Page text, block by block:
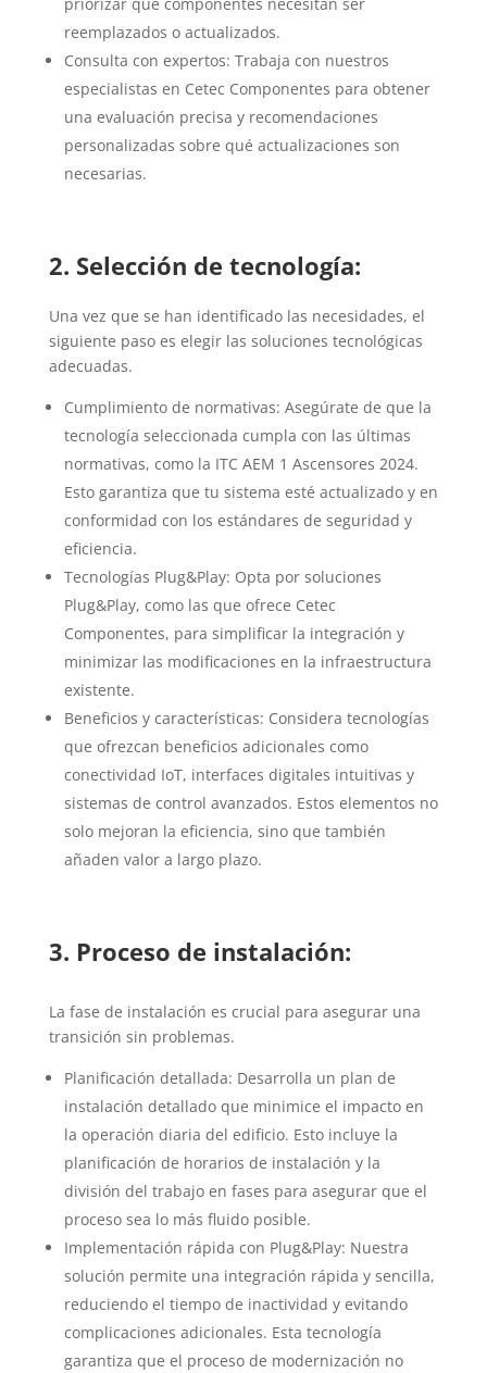
priorizar qué componentes necesitan ser
reemplazados o actualizados.
Consulta con expertos: Trabaja con nuestros
especialistas en Cetec Componentes para obtener
una evaluación precisa y recomendaciones
personalizadas sobre qué actualizaciones son
necesarias.
2. Selección de tecnología:
Una vez que se han identificado las necesidades, el
siguiente paso es elegir las soluciones tecnológicas
adecuadas.
Cumplimiento de normativas: Asegúrate de que la
tecnología seleccionada cumpla con las últimas
normativas, como la ITC AEM 1 Ascensores 2024.
Esto garantiza que tu sistema esté actualizado y en
conformidad con los estándares de seguridad y
eficiencia.
Tecnologías Plug&Play: Opta por soluciones
Plug&Play, como las que ofrece Cetec
Componentes, para simplificar la integración y
minimizar las modificaciones en la infraestructura
existente.
Beneficios y características: Considera tecnologías
que ofrezcan beneficios adicionales como
conectividad IoT, interfaces digitales intuitivas y
sistemas de control avanzados. Estos elementos no
solo mejoran la eficiencia, sino que también
añaden valor a largo plazo.
3. Proceso de instalación:
La fase de instalación es crucial para asegurar una
transición sin problemas.
Planificación detallada: Desarrolla un plan de
instalación detallado que minimice el impacto en
la operación diaria del edificio. Esto incluye la
planificación de horarios de instalación y la
división del trabajo en fases para asegurar que el
proceso sea lo más fluido posible.
Implementación rápida con Plug&Play: Nuestra
solución permite una integración rápida y sencilla,
reduciendo el tiempo de inactividad y evitando
complicaciones adicionales. Esta tecnología
garantiza que el proceso de modernización no